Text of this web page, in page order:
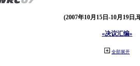
(2007年10月15日-10月19日,
«决议汇编»
全部展开